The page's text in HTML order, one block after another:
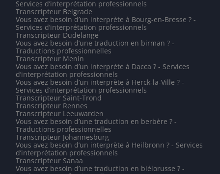
Services d’interprétation professionnels
Transcripteur Belgrade
Vous avez besoin d’un interprète à Bourg-en-Bresse ? -
Services d’interprétation professionnels
Transcripteur Dudelange
Vous avez besoin d’une traduction en birman ? -
Traductions professionnelles
Transcripteur Menin
Vous avez besoin d’un interprète à Dacca ? - Services
d’interprétation professionnels
Vous avez besoin d’un interprète à Herck-la-Ville ? -
Services d’interprétation professionnels
Transcripteur Saint-Trond
Transcripteur Rennes
Transcripteur Leeuwarden
Vous avez besoin d’une traduction en berbère ? -
Traductions professionnelles
Transcripteur Johannesburg
Vous avez besoin d’un interprète à Heilbronn ? - Services
d’interprétation professionnels
Transcripteur Sanaa
Vous avez besoin d’une traduction en biélorusse ? -